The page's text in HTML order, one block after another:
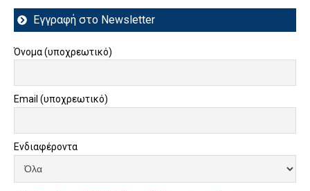
Εγγραφή στο Newsletter
Όνομα (υποχρεωτικό)
Email (υποχρεωτικό)
Ενδιαφέροντα